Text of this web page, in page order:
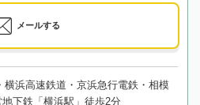
メールする
横浜高速鉄道・京浜急行電鉄・相模
下鉄「横浜駅」徒歩2分